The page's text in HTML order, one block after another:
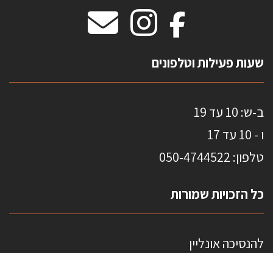
מדבקות אנטי סאן
שעות פעילות וטלפונים
ב-ש: 10 עד 19
ו - 10 עד 17
טלפון: 0 50-4744522
כל הזכויות שמורות
להנסיכה אונליין